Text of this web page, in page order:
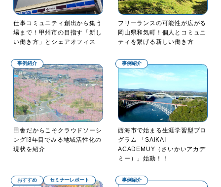
仕事コミュニティ創出から集う
場まで！甲州市の目指す「新し
い働き方」とシェアオフィス
フリーランスの可能性が広がる
岡山県和気町！個人とコミュニ
ティを繋げる新しい働き方
事例紹介
田舎だからこそクラウドソーシ
ング!3年目でみる地域活性化の
現状を紹介
事例紹介
西海市で始まる生涯学習型プロ
グラム 「SAIKAI
ACADEMUY（さいかいアカデ
ミー）」始動！！
おすすめ
セミナーレポート
事例紹介